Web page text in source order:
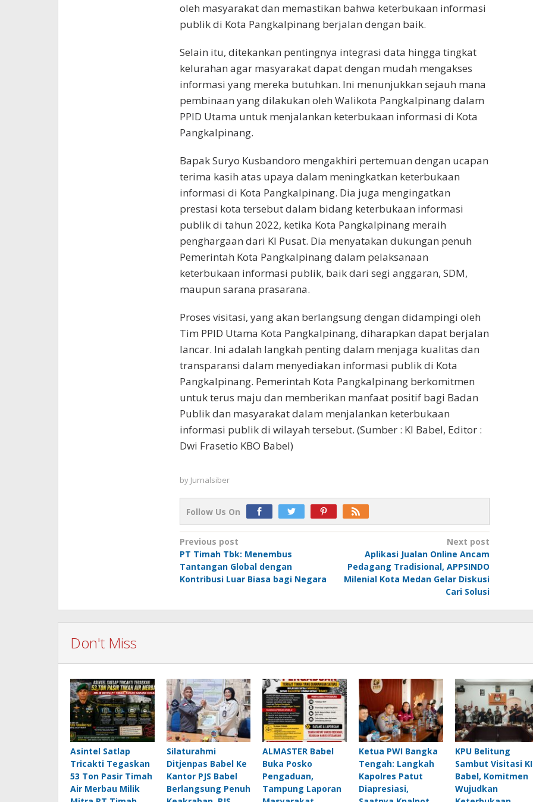
oleh masyarakat dan memastikan bahwa keterbukaan informasi
publik di Kota Pangkalpinang berjalan dengan baik.
Selain itu, ditekankan pentingnya integrasi data hingga tingkat
kelurahan agar masyarakat dapat dengan mudah mengakses
informasi yang mereka butuhkan. Ini menunjukkan sejauh mana
pembinaan yang dilakukan oleh Walikota Pangkalpinang dalam
PPID Utama untuk menjalankan keterbukaan informasi di Kota
Pangkalpinang.
Bapak Suryo Kusbandoro mengakhiri pertemuan dengan ucapan
terima kasih atas upaya dalam meningkatkan keterbukaan
informasi di Kota Pangkalpinang. Dia juga mengingatkan
prestasi kota tersebut dalam bidang keterbukaan informasi
publik di tahun 2022, ketika Kota Pangkalpinang meraih
penghargaan dari KI Pusat. Dia menyatakan dukungan penuh
Pemerintah Kota Pangkalpinang dalam pelaksanaan
keterbukaan informasi publik, baik dari segi anggaran, SDM,
maupun sarana prasarana.
Proses visitasi, yang akan berlangsung dengan didampingi oleh
Tim PPID Utama Kota Pangkalpinang, diharapkan dapat berjalan
lancar. Ini adalah langkah penting dalam menjaga kualitas dan
transparansi dalam menyediakan informasi publik di Kota
Pangkalpinang. Pemerintah Kota Pangkalpinang berkomitmen
untuk terus maju dan memberikan manfaat positif bagi Badan
Publik dan masyarakat dalam menjalankan keterbukaan
informasi publik di wilayah tersebut. (Sumber : KI Babel, Editor :
Dwi Frasetio KBO Babel)
by Jurnalsiber
Follow Us On
Post
navigation
Previous post
PT Timah Tbk: Menembus
Tantangan Global dengan
Kontribusi Luar Biasa bagi Negara
Next post
Aplikasi Jualan Online Ancam
Pedagang Tradisional, APPSINDO
Milenial Kota Medan Gelar Diskusi
Cari Solusi
Don't Miss
Asintel Satlap
Tricakti Tegaskan
53 Ton Pasir Timah
Air Merbau Milik
Silaturahmi
Ditjenpas Babel Ke
Kantor PJS Babel
Berlangsung Penuh
ALMASTER Babel
Buka Posko
Pengaduan,
Tampung Laporan
Ketua PWI Bangka
Tengah: Langkah
Kapolres Patut
Diapresiasi,
KPU Belitung
Sambut Visitasi KI
Babel, Komitmen
Wujudkan